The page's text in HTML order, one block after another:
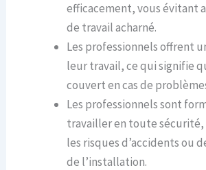
efficacement, vous évitant
de travail acharné.
Les professionnels offrent
leur travail, ce qui signifie
couvert en cas de
Les professionnels sont
travailler en toute sécurité,
les risques d’accidents ou
de l’installation.